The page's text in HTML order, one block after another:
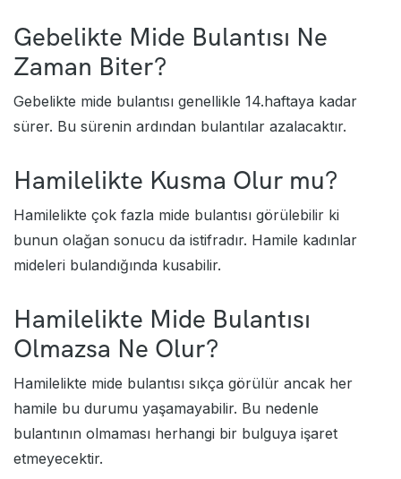
Gebelikte Mide Bulantısı Ne
Zaman Biter?
Gebelikte mide bulantısı genellikle 14.haftaya kadar
sürer. Bu sürenin ardından bulantılar azalacaktır.
Hamilelikte Kusma Olur mu?
Hamilelikte çok fazla mide bulantısı görülebilir ki
bunun olağan sonucu da istifradır. Hamile kadınlar
mideleri bulandığında kusabilir.
Hamilelikte Mide Bulantısı
Olmazsa Ne Olur?
Hamilelikte mide bulantısı sıkça görülür ancak her
hamile bu durumu yaşamayabilir. Bu nedenle
bulantının olmaması herhangi bir bulguya işaret
etmeyecektir.